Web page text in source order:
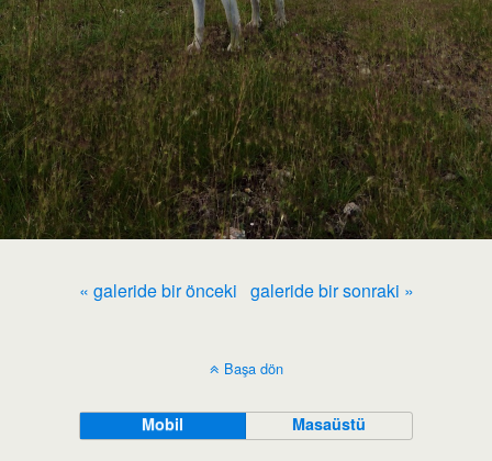
« galeride bir önceki galeride bir sonraki »
Başa dön
Mobil Masaüstü